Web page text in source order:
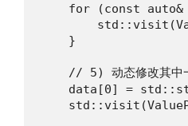
for (const auto&
    }
// 5) 动态修改其中
data[0] =